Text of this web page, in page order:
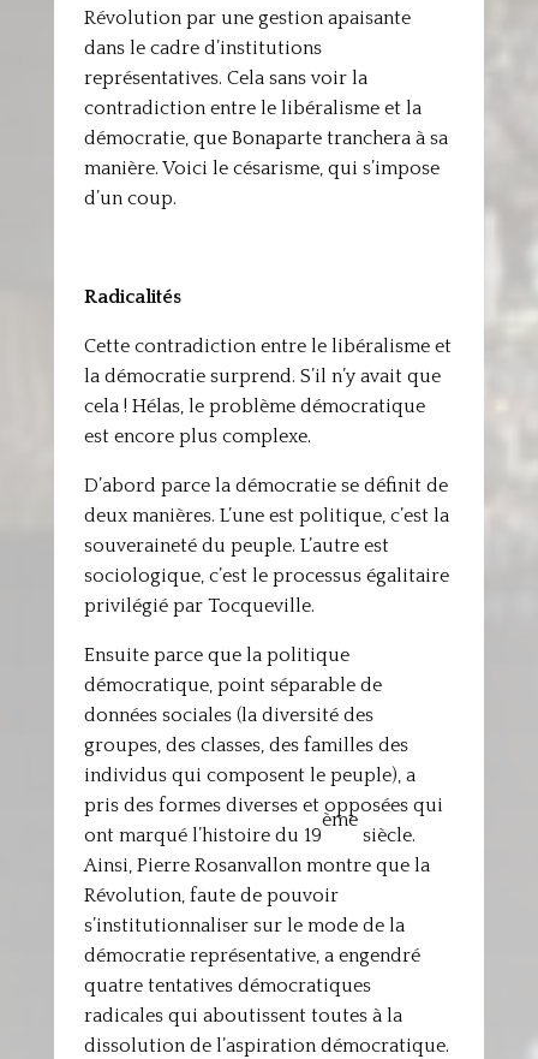
Révolution par une gestion apaisante
dans le cadre d’institutions
représentatives. Cela sans voir la
contradiction entre le libéralisme et la
démocratie, que Bonaparte tranchera à sa
manière. Voici le césarisme, qui s’impose
d’un coup.
Radicalités
Cette contradiction entre le libéralisme et
la démocratie surprend. S’il n’y avait que
cela ! Hélas, le problème démocratique
est encore plus complexe.
D’abord parce la démocratie se définit de
deux manières. L’une est politique, c’est la
souveraineté du peuple. L’autre est
sociologique, c’est le processus égalitaire
privilégié par Tocqueville.
Ensuite parce que la politique
démocratique, point séparable de
données sociales (la diversité des
groupes, des classes, des familles des
individus qui composent le peuple), a
pris des formes diverses et opposées qui
ont marqué l’histoire du 19
ème
siècle.
Ainsi, Pierre Rosanvallon montre que la
Révolution, faute de pouvoir
s’institutionnaliser sur le mode de la
démocratie représentative, a engendré
quatre tentatives démocratiques
radicales qui aboutissent toutes à la
dissolution de l’aspiration démocratique.